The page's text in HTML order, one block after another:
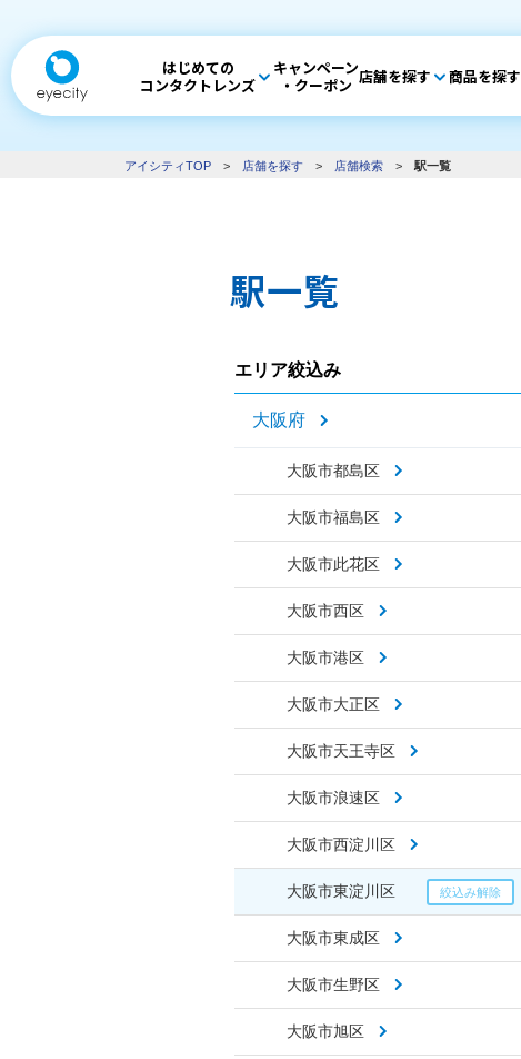
はじめての
コンタクトレンズ
キャンペーン
・クーポン 店舗を探す 商品を探す
アイシティTOP > 店舗を探す > 店舗検索 > 駅一覧
駅一覧
エリア絞込み
大阪府
大阪市都島区
大阪市福島区
大阪市此花区
大阪市西区
大阪市港区
大阪市大正区
大阪市天王寺区
大阪市浪速区
大阪市西淀川区
大阪市東淀川区
大阪市東成区
大阪市生野区
大阪市旭区